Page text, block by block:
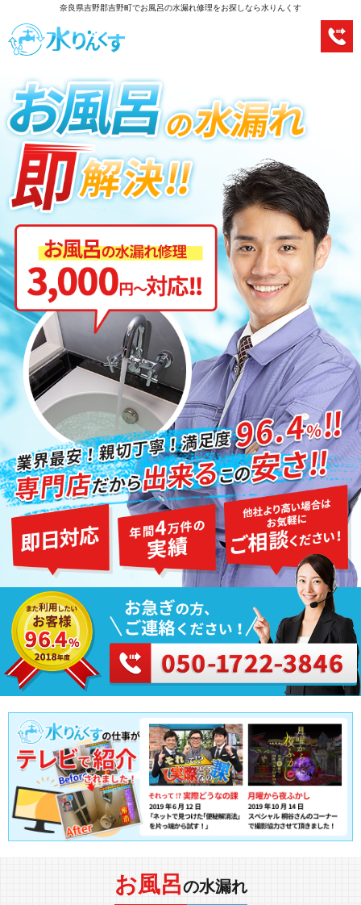
奈良県吉野郡吉野町でお風呂の水漏れ修理をお探しなら水りんくす
お風呂の水漏れ